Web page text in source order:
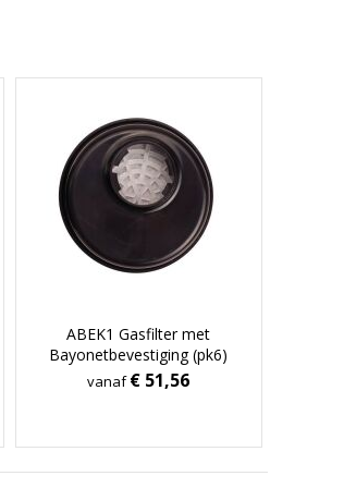
ABEK1 Gasfilter met
Bayonetbevestiging (pk6)
vanaf€ 51,56